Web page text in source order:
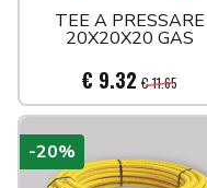
TEE A PRESSARE
20X20X20 GAS
€ 9.32 € 11.65
-20%